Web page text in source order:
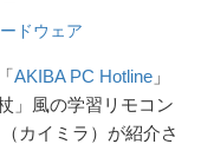
ドウェア
AKIBA PC Hotline 」
」風の学習リモコン
（カイミラ）が紹介さ